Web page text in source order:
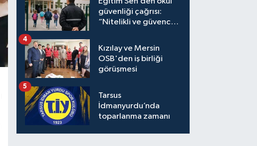
güvenliği çağrısı:
“Nitelikli ve güvenceli
Kızılay ve Mersin
OSB'den iş birliği
görüşmesi
4
Tarsus
İdmanyurdu’nda
toparlanma zamanı
5